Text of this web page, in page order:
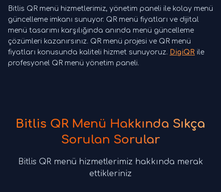
Bitlis QR menü hizmetlerimiz, yönetim paneli ile kolay menü
güncelleme imkanı sunuyor. QR menü fiyatları ve dijital
menü tasarımı karşılığında anında menü güncelleme
çözümleri kazanırsınız. QR menü projesi ve QR menü
fiyatları konusunda kaliteli hizmet sunuyoruz. DigiQR ile
profesyonel QR menü yönetim paneli.
Bitlis QR Menü Hakkında Sıkça
Sorulan Sorular
Bitlis QR menü hizmetlerimiz hakkında merak
ettikleriniz